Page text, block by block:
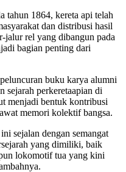
tahun 1864, kereta api telah
dan distribusi hasil
jalur rel yang dibangun pada
bagian penting dari
buku karya alumni
sejarah perkeretaapian di
menjadi bentuk kontribusi
memori kolektif bangsa.
sejalan dengan semangat
yang dimiliki, baik
lokomotif tua yang kini